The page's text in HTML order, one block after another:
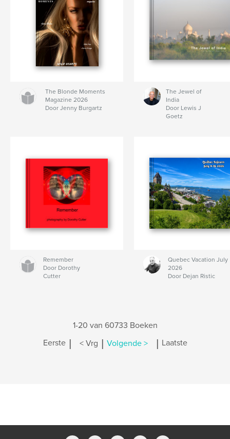
The Blonde Moments
Magazine 2026
Door Jenny Burgartz
The Jewel of
India
Door Lewis J
Goetz
Remember
Door Dorothy
Cutter
Quebec Vacation July
2026
Door Dejan Ristic
1-20 van 60733 Boeken
Eerste | < Vrg | Volgende > | Laatste